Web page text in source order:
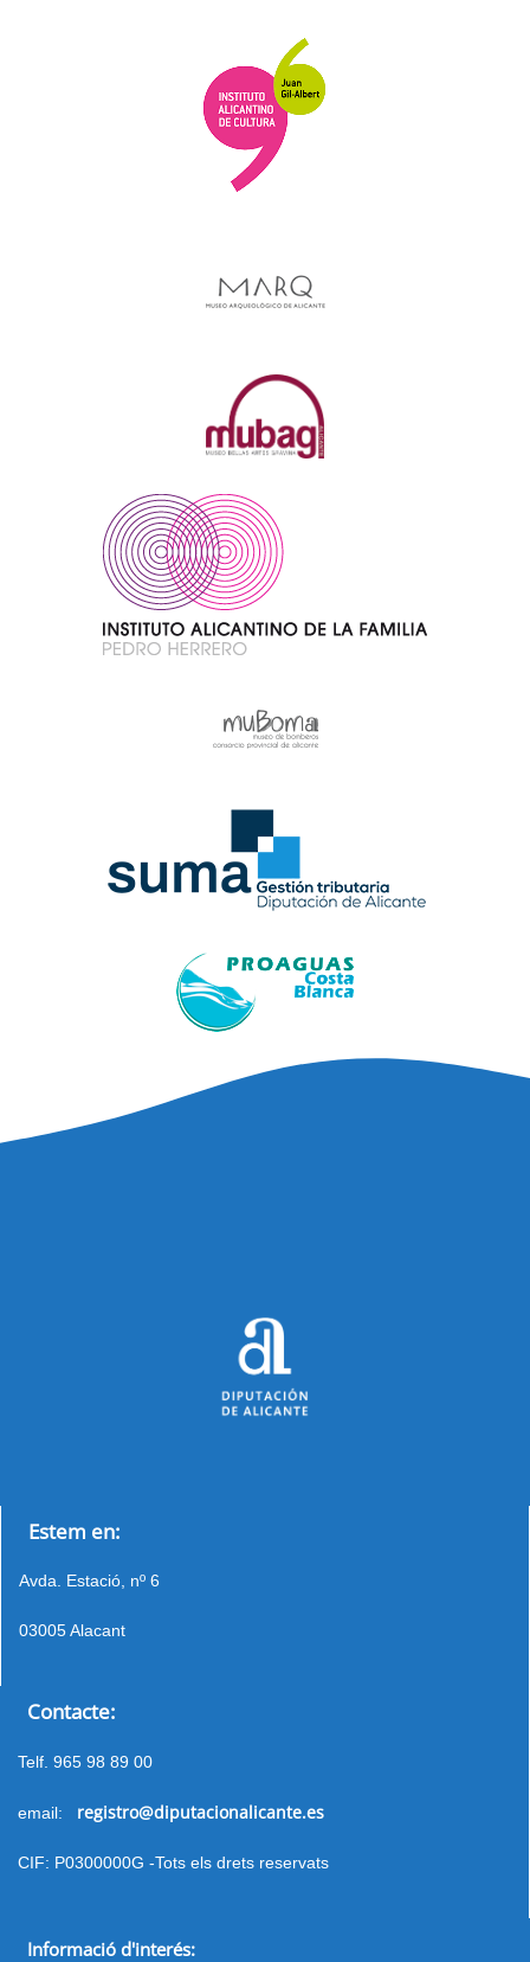
Estem en:
Avda. Estació, nº 6
03005 Alacant
Contacte:
Telf. 965 98 89 00
email: registro@diputacionalicante.es
CIF: P0300000G -Tots els drets reservats
Informació d'interés: